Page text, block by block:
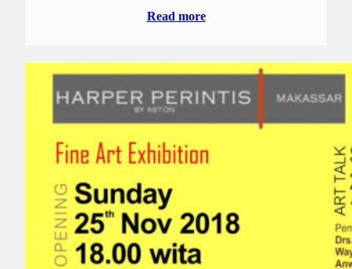
Read more